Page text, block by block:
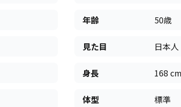
年齢 50歳
見た目 日本人
身長 168 cm
体型 標準